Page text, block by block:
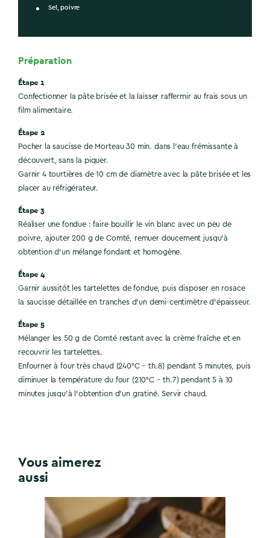
Sel, poivre
Préparation
Étape 1
Confectionner la pâte brisée et la laisser raffermir au frais sous un
film alimentaire.
Étape 2
Pocher la saucisse de Morteau 30 min. dans l’eau frémissante à
découvert, sans la piquer.
Garnir 4 tourtières de 10 cm de diamètre avec la pâte brisée et les
placer au réfrigérateur.
Étape 3
Réaliser une fondue : faire bouillir le vin blanc avec un peu de
poivre, ajouter 200 g de Comté, remuer doucement jusqu’à
obtention d’un mélange fondant et homogène.
Étape 4
Garnir aussitôt les tartelettes de fondue, puis disposer en rosace
la saucisse détaillée en tranches d’un demi-centimètre d’épaisseur.
Étape 5
Mélanger les 50 g de Comté restant avec la crème fraîche et en
recouvrir les tartelettes.
Enfourner à four très chaud (240°C – th.8) pendant 5 minutes, puis
diminuer la température du four (210°C – th.7) pendant 5 à 10
minutes jusqu’à l’obtention d’un gratiné. Servir chaud.
Vous aimerez
aussi